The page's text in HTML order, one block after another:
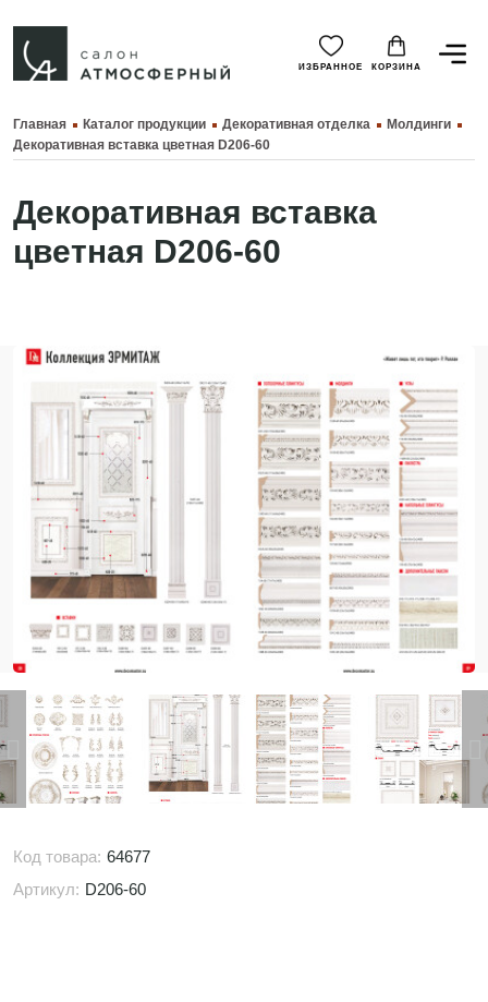
ИЗБРАННОЕ КОРЗИНА
Главная Каталог продукции Декоративная отделка
Молдинги
Декоративная вставка цветная D206-60
Декоративная вставка
цветная D206-60
Код товара: 64677
Артикул: D206-60